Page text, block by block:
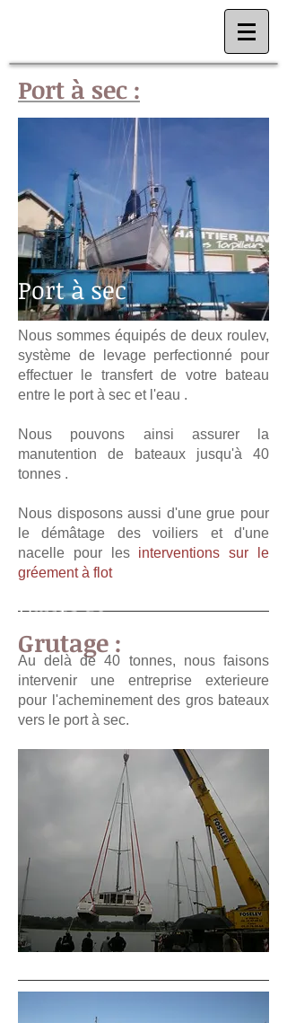
Port à sec :
Port à sec
Nous sommes équipés de deux roulev,
système de levage perfectionné pour
effectuer le transfert de votre bateau
entre le port à sec et l'eau .
Nous pouvons ainsi assurer la
manutention de bateaux jusqu'à 40
tonnes .
Nous disposons aussi d'une grue pour
le démâtage des voiliers et d'une
nacelle pour les interventions sur le
gréement à flot
Grutage :
Grutage :
Au delà de 40 tonnes, nous faisons
intervenir une entreprise exterieure
pour l'acheminement des gros bateaux
vers le port à sec.